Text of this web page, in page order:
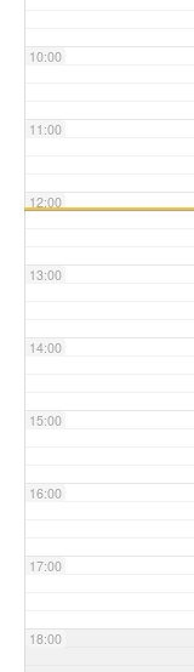
10:00
11:00
12:00
13:00
14:00
15:00
16:00
17:00
18:00